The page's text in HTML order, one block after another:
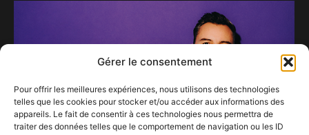
Gérer le consentement
Pour offrir les meilleures expériences, nous utilisons des technologies
telles que les cookies pour stocker et/ou accéder aux informations des
appareils. Le fait de consentir à ces technologies nous permettra de
traiter des données telles que le comportement de navigation ou les ID